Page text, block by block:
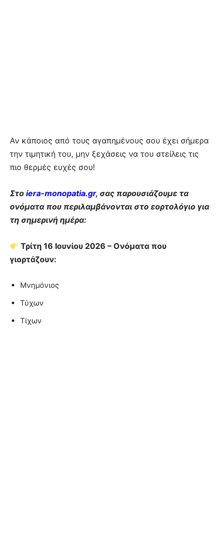
Αν κάποιος από τους αγαπημένους σου έχει σήμερα
την τιμητική του, μην ξεχάσεις να του στείλεις τις
πιο θερμές ευχές σου!
Στο iera-monopatia.gr, σας παρουσιάζουμε τα
ονόματα που περιλαμβάνονται στο εορτολόγιο για
τη σημερινή ημέρα:
Τρίτη 16 Ιουνίου 2026 – Ονόματα που
γιορτάζουν:
Μνημόνιος
Τύχων
Τίχων